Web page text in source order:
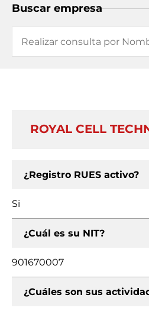
Buscar empresa
ROYAL CELL
¿Registro RUES activo?
Si
¿Cuál es su NIT?
901670007
¿Cuáles son sus